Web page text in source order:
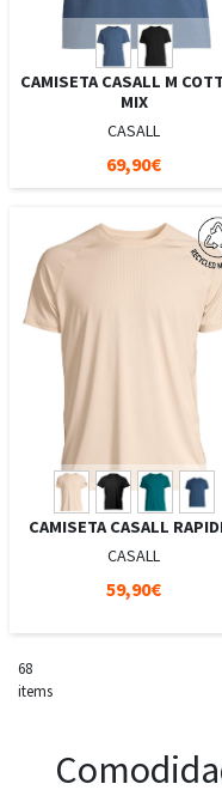
CAMISETA CASALL M
MIX
CASALL
69,90€
CAMISETA CASALL
CASALL
59,90€
68
items